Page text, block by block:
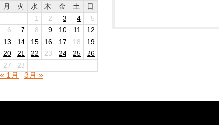
月
火 水 木 金 土
日
1
2 3 4
5
6
7 8 9 10 11
12
13
14 15 16 17 18
19
20
21 22 23 24 25
26
27
28
« 1月 3月 »